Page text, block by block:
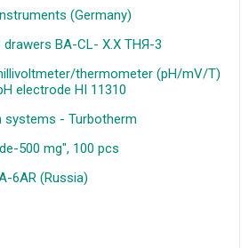
(Germany)
drawers BA-CL- Х.Х ТНЯ-3
thermometer (pH/mV/T)
electrode HI 11310
systems - Turbotherm
500 mg", 100 pcs
6AR (Russia)